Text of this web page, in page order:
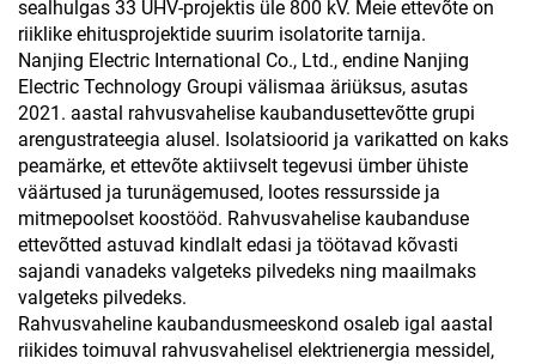
sealhulgas 33 UHV-projektis üle 800 kV. Meie ettevõte on
riiklike ehitusprojektide suurim isolatorite tarnija.
Nanjing Electric International Co., Ltd., endine Nanjing
Electric Technology Groupi välismaa äriüksus, asutas
2021. aastal rahvusvahelise kaubandusettevõtte grupi
arengustrateegia alusel. Isolatsioorid ja varikatted on kaks
peamärke, et ettevõte aktiivselt tegevusi ümber ühiste
väärtused ja turunägemused, lootes ressursside ja
mitmepoolset koostööd. Rahvusvahelise kaubanduse
ettevõtted astuvad kindlalt edasi ja töötavad kõvasti
sajandi vanadeks valgeteks pilvedeks ning maailmaks
valgeteks pilvedeks.
Rahvusvaheline kaubandusmeeskond osaleb igal aastal
riikides toimuval rahvusvahelisel elektrienergia messidel,